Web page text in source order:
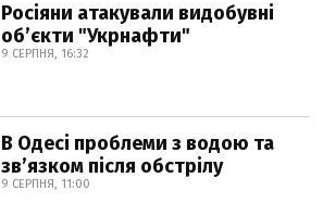
Росіяни атакували видобувні
обʼєкти "Укрнафти"
9 СЕРПНЯ, 16:32
В Одесі проблеми з водою та
звʼязком після обстрілу
9 СЕРПНЯ, 11:00